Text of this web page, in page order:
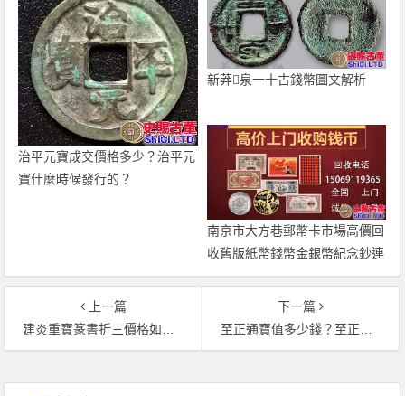
治平元寶成交價格多少？治平元
寶什麼時候發行的？
新莽泉一十古錢幣圖文解析
南京市大方巷郵幣卡市場高價回
收舊版紙幣錢幣金銀幣紀念鈔連
體鈔
上一篇
建炎重寶篆書折三價格如何 藏品淺析
下一篇
至正通寶值多少錢？至正通寶市場行情分析